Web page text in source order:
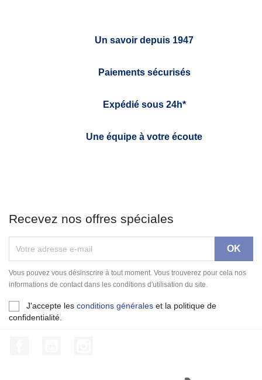
Un savoir depuis 1947
Paiements sécurisés
Expédié sous 24h*
Une équipe à votre écoute
Recevez nos offres spéciales
Vous pouvez vous désinscrire à tout moment. Vous trouverez pour cela nos
informations de contact dans les conditions d'utilisation du site.
J'accepte les conditions générales et la politique de
confidentialité.